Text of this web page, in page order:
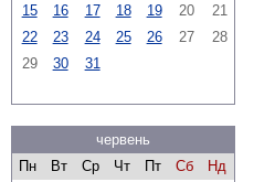
15
16 17 18 19 20
21
22
23 24 25 26 27
28
29
30 31
червень
Пн
Вт Ср Чт Пт Сб
Нд